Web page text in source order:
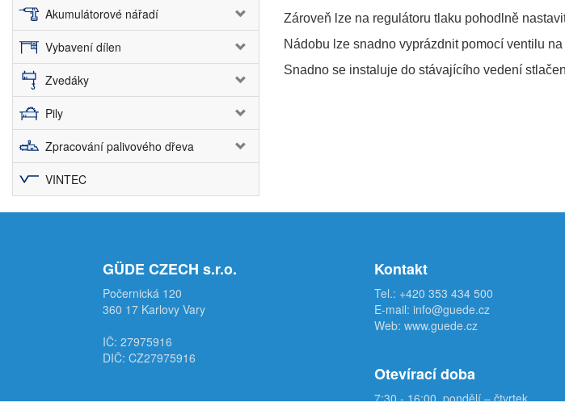
Akumulátorové nářadí
Vybavení dílen
Zvedáky
Pily
Zpracování palivového dřeva
VINTEC
Zároveň lze na regulátoru tlaku pohodlně
Nádobu lze snadno vyprázdnit pomocí ventilu na
Snadno se instaluje do stávajícího vedení
GÜDE CZECH s.r.o.
Počernická 120
360 17 Karlovy Vary
IČ: 27975916
DIČ: CZ27975916
Kontakt
Tel.: +420 353 434 500
E-mail: info@guede.cz
Web: www.guede.cz
Otevírací doba
7:30 - 16:00, pondělí – čtvrtek